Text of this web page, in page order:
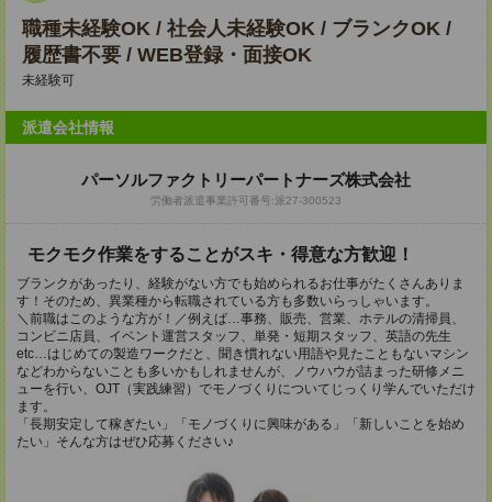
職種未経験OK / 社会人未経験OK / ブランクOK /
履歴書不要 / WEB登録・面接OK
未経験可
派遣会社情報
パーソルファクトリーパートナーズ株式会社
労働者派遣事業許可番号:派27-300523
モクモク作業をすることがスキ・得意な方歓迎！
ブランクがあったり、経験がない方でも始められるお仕事がたくさんありま
す！そのため、異業種から転職されている方も多数いらっしゃいます。
＼前職はこのような方が！／例えば…事務、販売、営業、ホテルの清掃員、
コンビニ店員、イベント運営スタッフ、単発・短期スタッフ、英語の先生
etc…はじめての製造ワークだと、聞き慣れない用語や見たこともないマシン
などわからないことも多いかもしれませんが、ノウハウが詰まった研修メニ
ューを行い、OJT（実践練習）でモノづくりについてじっくり学んでいただけ
ます。
「長期安定して稼ぎたい」「モノづくりに興味がある」「新しいことを始め
たい」そんな方はぜひ応募ください♪